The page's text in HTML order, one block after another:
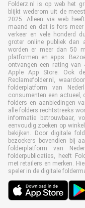
Folderz.nl is op web het
blijkt wederom uit de
2025. Alleen via web
maand en dat is fors
verkeer en vele honderd
groter online publiek dan
worden er meer dan 50
platformen en apps.
ontvangen een rating van
Apple App Store. Ook
Reclamefolder.nl,
folderplatform van
consumenten een
folders en aanbiedingen
alle folders rechtstreeks
informatie betrouwbaar,
eenvoudig zoeken op
bekijken. Door digitale
bezoekers bovendien bij
folderplatform van
folderpublicaties, heeft
met retailers en merken.
speler in de digitale